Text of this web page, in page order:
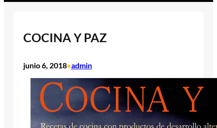
COCINA Y PAZ
junio 6, 2018•admin